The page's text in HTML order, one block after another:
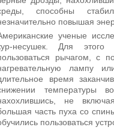
способны
повышая
ученые
несушек. Для этого
рычагом, с
лампу
время
температуры
не
часть пуха со
пользоваться